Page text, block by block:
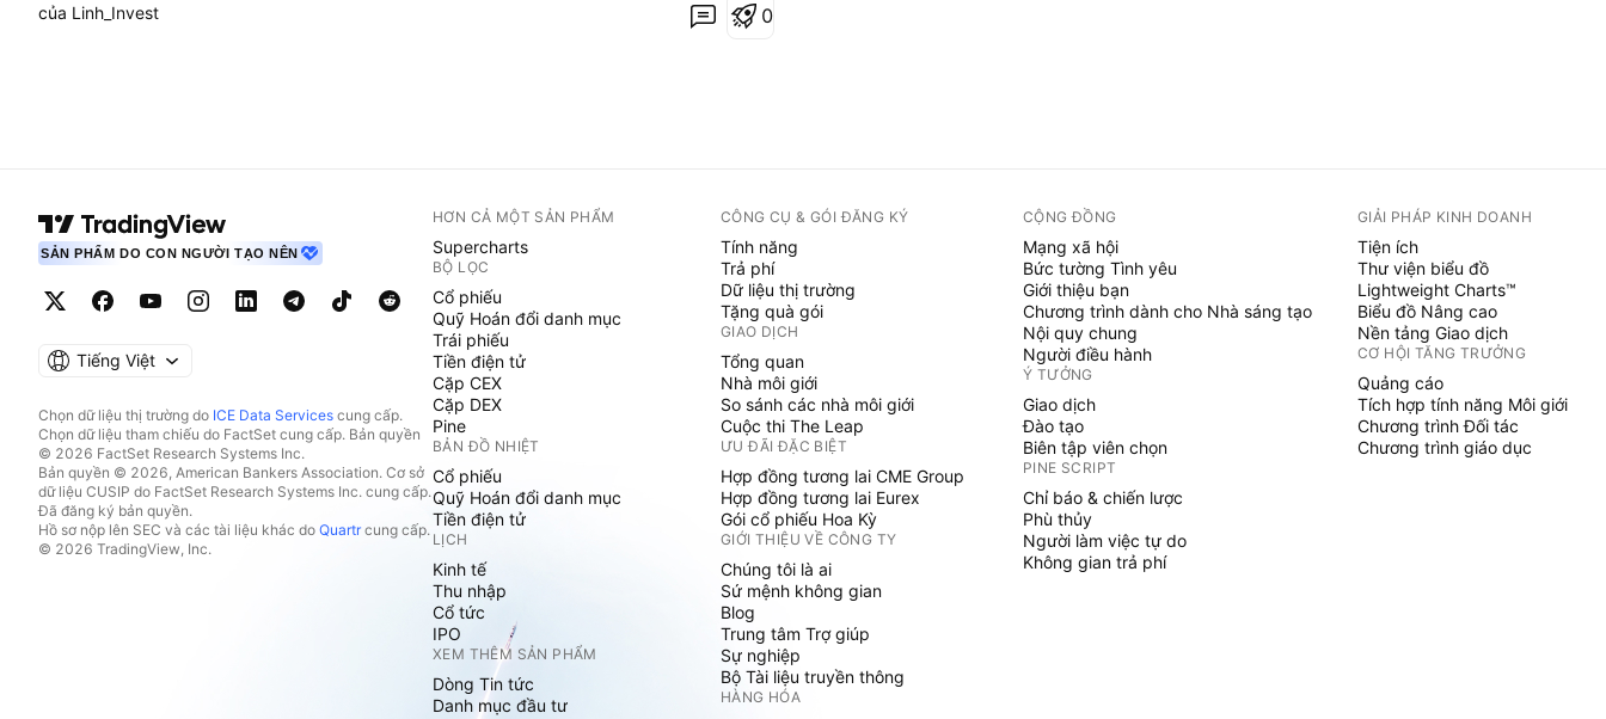
sẽ kém hơn khi giá dầu rút khỏi mức cao trước đó. Tuy nhiên giá dầu thô giao
của Linh_Invest 0
SẢN PHẨM DO CON NGƯỜI TẠO NÊN
Tiếng Việt
Chọn dữ liệu thị trường do ICE Data Services cung cấp.
Chọn dữ liệu tham chiếu do FactSet cung cấp. Bản quyền
© 2026 FactSet Research Systems Inc.
Bản quyền © 2026, American Bankers Association. Cơ sở
dữ liệu CUSIP do FactSet Research Systems Inc. cung cấp.
Đã đăng ký bản quyền.
Hồ sơ nộp lên SEC và các tài liệu khác do Quartrcung cấp.
© 2026 TradingView, Inc.
HƠN CẢ MỘT SẢN PHẨM
Supercharts
BỘ LỌC
Cổ phiếu
Quỹ Hoán đổi danh mục
Trái phiếu
Tiền điện tử
Cặp CEX
Cặp DEX
Pine
BẢN ĐỒ NHIỆT
Cổ phiếu
Quỹ Hoán đổi danh mục
Tiền điện tử
LỊCH
Kinh tế
Thu nhập
Cổ tức
IPO
XEM THÊM SẢN PHẨM
Dòng Tin tức
Danh mục đầu tư
CÔNG CỤ & GÓI ĐĂNG KÝ
Tính năng
Trả phí
Dữ liệu thị trường
Tặng quà gói
GIAO DỊCH
Tổng quan
Nhà môi giới
So sánh các nhà môi giới
Cuộc thi The Leap
ƯU ĐÃI ĐẶC BIỆT
Hợp đồng tương lai CME Group
Hợp đồng tương lai Eurex
Gói cổ phiếu Hoa Kỳ
GIỚI THIỆU VỀ CÔNG TY
Chúng tôi là ai
Sứ mệnh không gian
Blog
Trung tâm Trợ giúp
Sự nghiệp
Bộ Tài liệu truyền thông
HÀNG HÓA
CỘNG ĐỒNG
Mạng xã hội
Bức tường Tình yêu
Giới thiệu bạn
Chương trình dành cho Nhà sáng tạo
Nội quy chung
Người điều hành
Ý TƯỞNG
Giao dịch
Đào tạo
Biên tập viên chọn
PINE SCRIPT
Chỉ báo & chiến lược
Phù thủy
Người làm việc tự do
Không gian trả phí
GIẢI PHÁP KINH DOANH
Tiện ích
Thư viện biểu đồ
Lightweight Charts™
Biểu đồ Nâng cao
Nền tảng Giao dịch
CƠ HỘI TĂNG TRƯỞNG
Quảng cáo
Tích hợp tính năng Môi giới
Chương trình Đối tác
Chương trình giáo dục